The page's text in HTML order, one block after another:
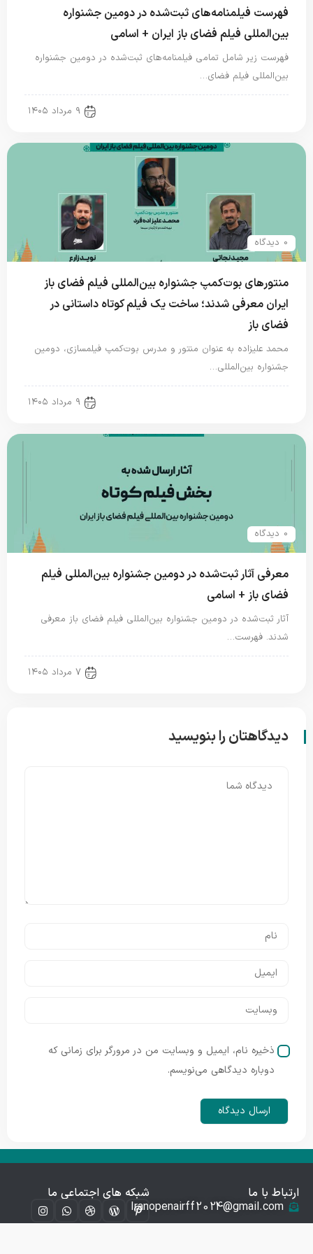
فهرست فیلمنامه‌های ثبت‌شده در دومین جشنواره
بین‌المللی فیلم فضای باز ایران + اسامی
فهرست زیر شامل تمامی فیلمنامه‌های ثبت‌شده در دومین جشنواره
بین‌المللی فیلم فضای…
۹ مرداد ۱۴۰۵
0 دیدگاه
منتورهای بوت‌کمپ جشنواره بین‌المللی فیلم فضای باز
ایران معرفی شدند؛ ساخت یک فیلم کوتاه داستانی در
فضای باز
محمد علیزاده به عنوان منتور و مدرس بوت‌کمپ فیلمسازی، دومین
جشنواره بین‌المللی…
۹ مرداد ۱۴۰۵
0 دیدگاه
معرفی آثار ثبت‌شده در دومین جشنواره بین‌المللی فیلم
فضای باز + اسامی
آثار ثبت‌شده در دومین جشنواره بین‌المللی فیلم فضای باز معرفی
شدند. فهرست…
۷ مرداد ۱۴۰۵
دیدگاهتان را بنویسید
ذخیره نام، ایمیل و وبسایت من در مرورگر برای زمانی که
دوباره دیدگاهی می‌نویسم.
ارتباط با ما
Iranopenairff2024@gmail.com
شبکه های اجتماعی ما